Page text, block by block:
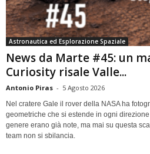
Astronautica ed Esplorazione Spaziale
News da Marte #45: un
Curiosity risale Valle...
Antonio Piras - 5 Agosto 2026
Nel cratere Gale il rover della NASA ha
geometriche che si estende in ogni
genere erano già note, ma mai su questa
team non si sbilancia.